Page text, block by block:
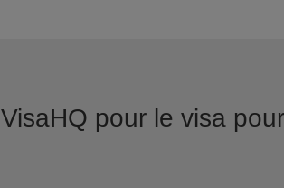
VisaHQ pour le visa